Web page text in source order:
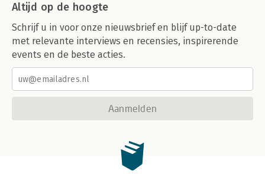
Altijd op de hoogte
Schrijf u in voor onze nieuwsbrief en blijf up-to-date
met relevante interviews en recensies, inspirerende
events en de beste acties.
Aanmelden